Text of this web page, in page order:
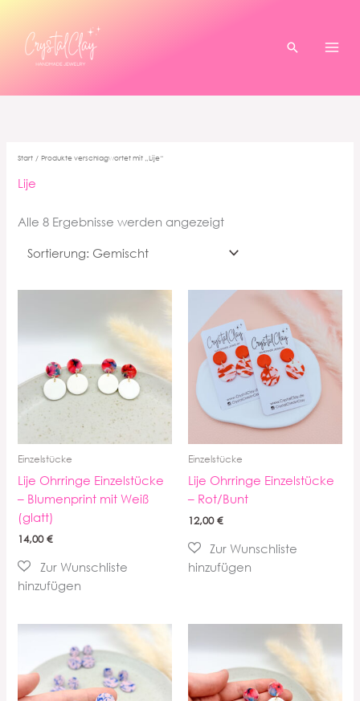
springen
Suchen
Start / Produkte verschlagwortet mit „Lije“
Lije
Alle 8 Ergebnisse werden angezeigt
Einzelstücke
Lije Ohrringe Einzelstücke
– Blumenprint mit Weiß
(glatt)
14,00€
Einzelstücke
Lije Ohrringe Einzelstücke
– Rot/Bunt
12,00€